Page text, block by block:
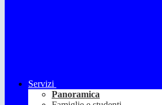
Servizi
Panoramica